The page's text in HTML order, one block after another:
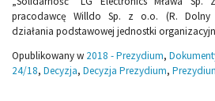
pracodawcę Willdo Sp. z o.o. (R. Dolny
działania podstawowej jednostki
Opublikowany w 2018 - Prezydium,
24/18, Decyzja, Decyzja Prezydium,